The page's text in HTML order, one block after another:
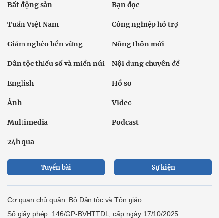
Bất động sản Bạn đọc
Tuần Việt Nam Công nghiệp hỗ trợ
Giảm nghèo bền vững Nông thôn mới
Dân tộc thiểu số và miền núi Nội dung chuyên đề
English Hồ sơ
Ảnh Video
Multimedia Podcast
24h qua
Tuyến bài Sự kiện
Cơ quan chủ quản: Bộ Dân tộc và Tôn giáo
Số giấy phép: 146/GP-BVHTTDL, cấp ngày 17/10/2025